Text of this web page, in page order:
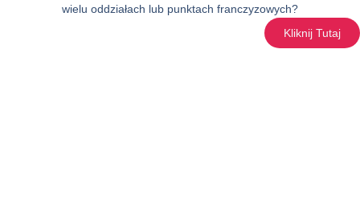
wielu oddziałach lub punktach franczyzowych?
Kliknij Tutaj